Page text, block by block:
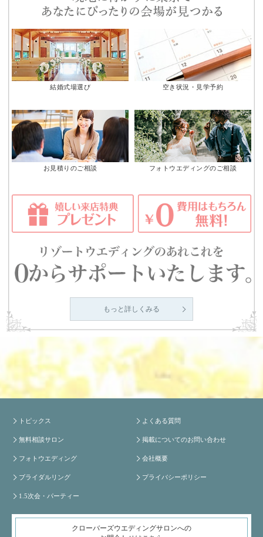
結婚式場選び 空き状況・見学予約
お見積りのご相談 フォトウエディングのご相談
もっと詳しくみる
トピックス
無料相談サロン
フォトウエディング
ブライダルリング
1.5次会・パーティー
よくある質問
掲載についてのお問い合わせ
会社概要
プライバシーポリシー
クローバーズウエディングサロンへの